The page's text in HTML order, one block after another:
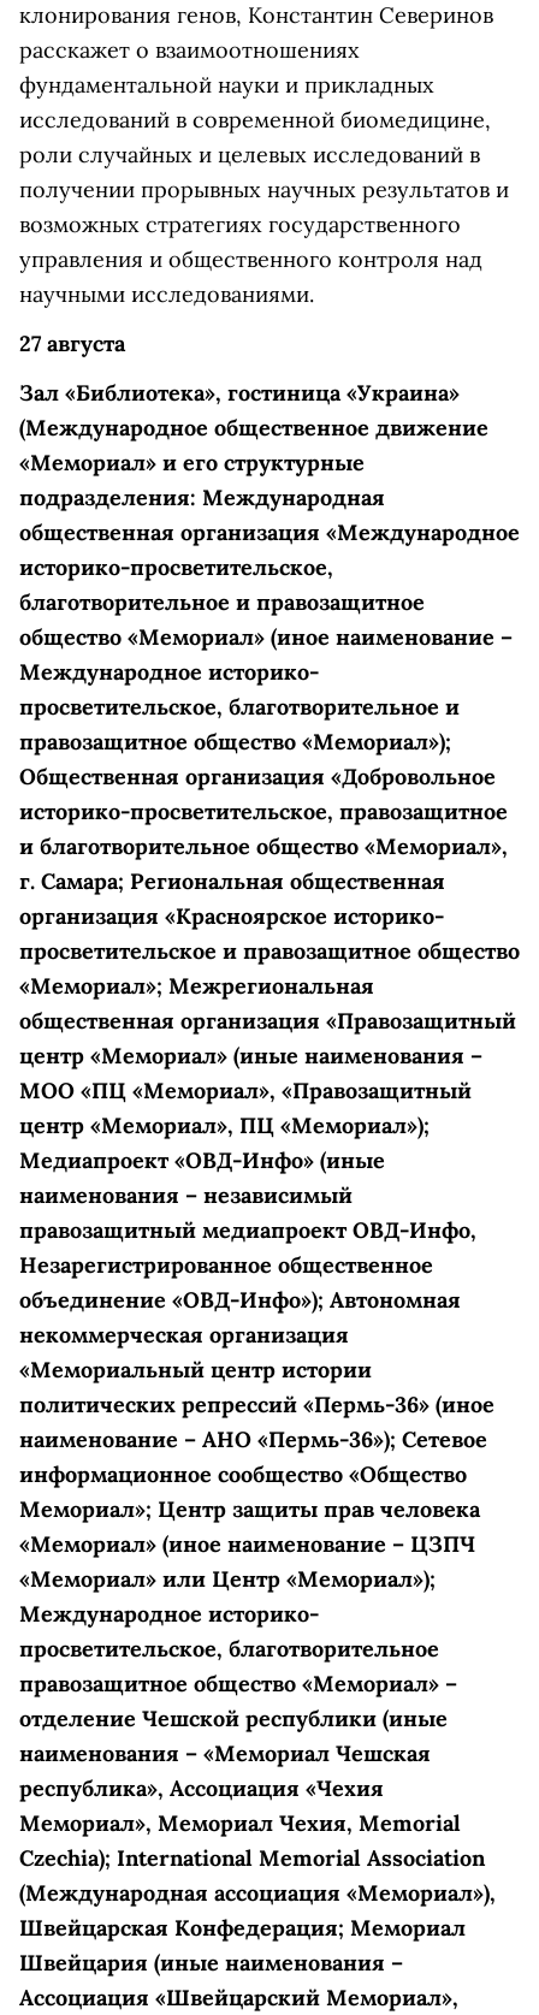
клонирования генов, Константин Северинов
расскажет о взаимоотношениях
фундаментальной науки и прикладных
исследований в современной биомедицине,
роли случайных и целевых исследований в
получении прорывных научных результатов и
возможных стратегиях государственного
управления и общественного контроля над
научными исследованиями.
27 августа
Зал «Библиотека», гостиница«Украина»
(Международное общественное движение
«Мемориал» и его структурные
подразделения: Международная
общественная организация «Международное
историко-просветительское,
благотворительное и правозащитное
общество «Мемориал» (иное наименование –
Международное историко-
просветительское, благотворительное и
правозащитное общество «Мемориал»);
Общественная организация «Добровольное
историко-просветительское, правозащитное
и благотворительное общество «Мемориал»,
г. Самара; Региональная общественная
организация «Красноярское историко-
просветительское и правозащитное общество
«Мемориал»; Межрегиональная
общественная организация «Правозащитный
центр «Мемориал» (иные наименования –
МОО «ПЦ «Мемориал», «Правозащитный
центр «Мемориал», ПЦ «Мемориал»);
Медиапроект «ОВД-Инфо» (иные
наименования – независимый
правозащитный медиапроект ОВД-Инфо,
Незарегистрированное общественное
объединение «ОВД-Инфо»); Автономная
некоммерческая организация
«Мемориальный центр истории
политических репрессий «Пермь-36» (иное
наименование – АНО «Пермь-36»); Сетевое
информационное сообщество «Общество
Мемориал»; Центр защиты прав человека
«Мемориал» (иное наименование – ЦЗПЧ
«Мемориал» или Центр «Мемориал»);
Международное историко-
просветительское, благотворительное
правозащитное общество «Мемориал» –
отделение Чешской республики (иные
наименования – «Мемориал Чешская
республика», Ассоциация «Чехия
Мемориал», Мемориал Чехия, Memorial
Czechia); International Memorial Association
(Международная ассоциация «Мемориал»),
Швейцарская Конфедерация; Мемориал
Швейцария (иные наименования –
Ассоциация «Швейцарский Мемориал»,